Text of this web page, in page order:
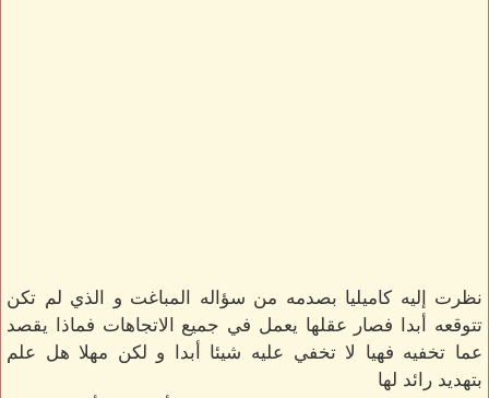
نظرت إليه كاميليا بصدمه من سؤاله المباغت و الذي لم تكن
تتوقعه أبدا فصار عقلها يعمل في جميع الاتجاهات فماذا يقصد
عما تخفيه فهيا لا تخفي عليه شيئا أبدا و لكن مهلا هل علم
بتهديد رائد لها